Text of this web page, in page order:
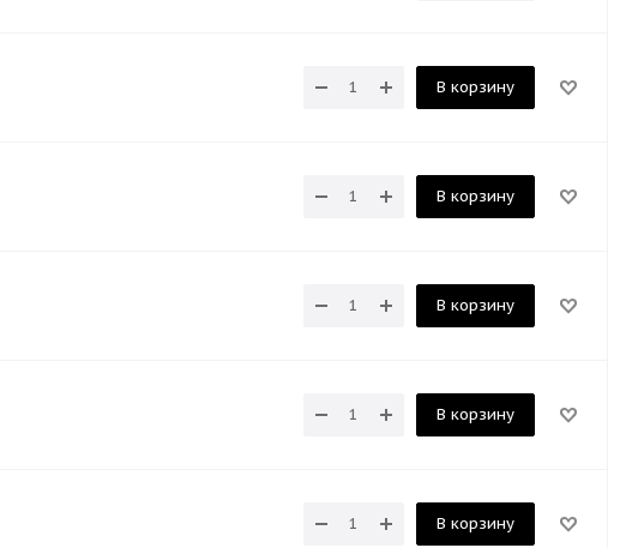
В корзину
В корзину
В корзину
В корзину
В корзину